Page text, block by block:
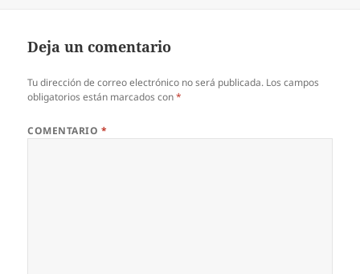
Deja un comentario
Tu dirección de correo electrónico no será publicada. Los campos
obligatorios están marcados con*
COMENTARIO *